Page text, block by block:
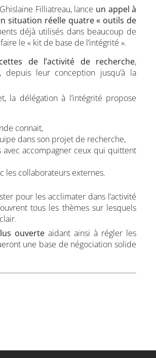
Filliatreau, lance un appel à
situation réelle quatre « outils de
déjà utilisés dans beaucoup de
le « kit de base de l’intégrité ».
de l’activité de recherche,
leur conception jusqu’à la
la délégation à l’intégrité propose
connait,
dans son projet de recherche,
accompagner ceux qui quittent
les collaborateurs externes.
pour les acclimater dans l’activité
tous les thèmes sur lesquels
ouverte aidant ainsi à régler les
une base de négociation solide